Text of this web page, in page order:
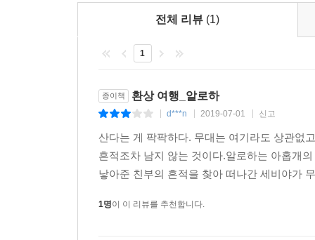
세계에서 저마다의 싸움을 하는 개인들이 서로를
당신이 내게 말해준 이야기들은 정작 당신의 것
이야기들은 모두 거리에서 시작된 것이었다.
그 말들은 다시 당신의 것이 되었다.(「알로하」 64
나의 말이기도 하고 당신의 말이기도 한 그 이
존재를 알리기 위해 온몸으로 악다구니를 쓰
아니겠느냐고 말을 거는 듯하다. 그리고 하루하
전체 리뷰 (1)
1
종이책 환상 여행_알로하
d***n 2019-07-01 신고
산다는 게 팍팍하다. 무대는 여기라도 상관없
흔적조차 남지 않는 것이다.알로하는 아홉개
낳아준 친부의 흔적을 찾아 떠나간 세비야가
1명이 이 리뷰를 추천합니다.